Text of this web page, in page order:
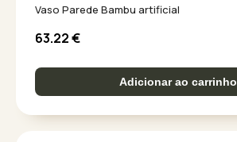
Vaso Parede Bambu artificial
63.22€
Adicionar ao carrinho